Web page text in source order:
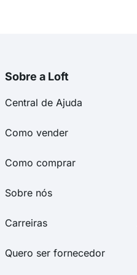
Sobre a Loft
Central de Ajuda
Como vender
Como comprar
Sobre nós
Carreiras
Quero ser fornecedor